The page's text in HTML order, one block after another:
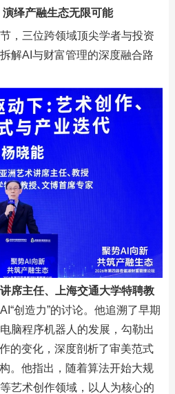
演绎产融生态无限可能
，三位跨领域顶尖学者与投资
解AI与财富管理的深度融合路
席主任、上海交通大学特聘教
创造力”的讨论。他追溯了早期
脑程序机器人的发展，勾勒出
的变化，深度剖析了审美范式
。他指出，随着算法开始大规
艺术创作领域，以人为核心的